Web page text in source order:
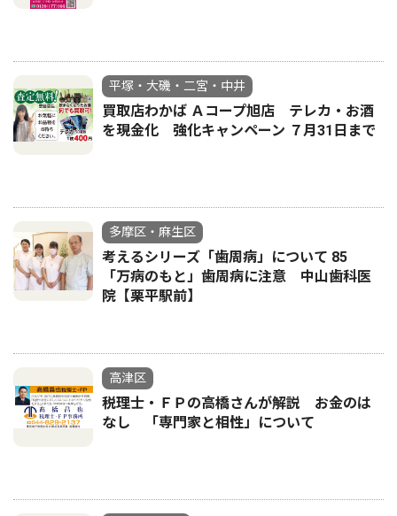
平塚・大磯・二宮・中井
買取店わかば Ａコープ旭店 テレカ・お酒
を現金化 強化キャンペーン ７月31日まで
多摩区・麻生区
考えるシリーズ「歯周病」について 85
「万病のもと」歯周病に注意 中山歯科医
院【栗平駅前】
高津区
税理士・ＦＰの高橋さんが解説 お金のは
なし 「専門家と相性」について